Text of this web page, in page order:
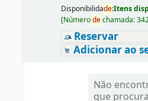
Disponibilidade:Itens
[Númerodechamada:
Reservar
Adicionar ao
Não
que